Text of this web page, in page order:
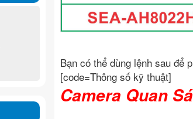
Bạn có thể dùng lệnh sau để
[code=Thông số kỹ thuật]
Camera Quan